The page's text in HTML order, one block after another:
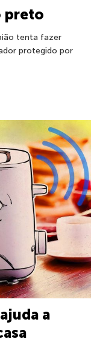
preto
tenta fazer
protegido por
a